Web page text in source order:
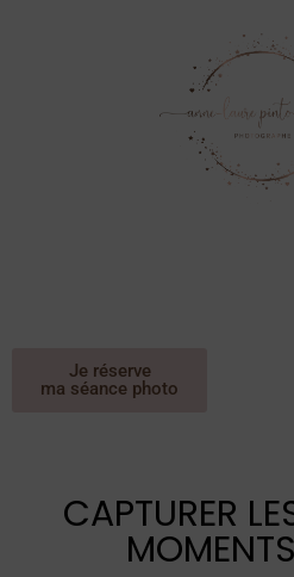
Je réserve
ma séance photo
CAPTURER